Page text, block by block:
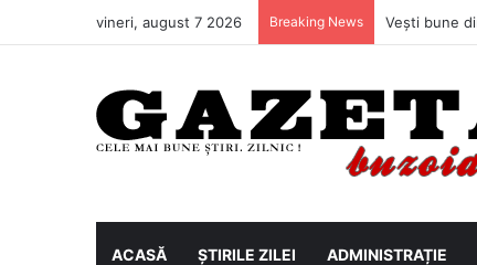
vineri, august 7 2026 Breaking News
ACASĂ ȘTIRILE ZILEI ADMINISTRAȚIE